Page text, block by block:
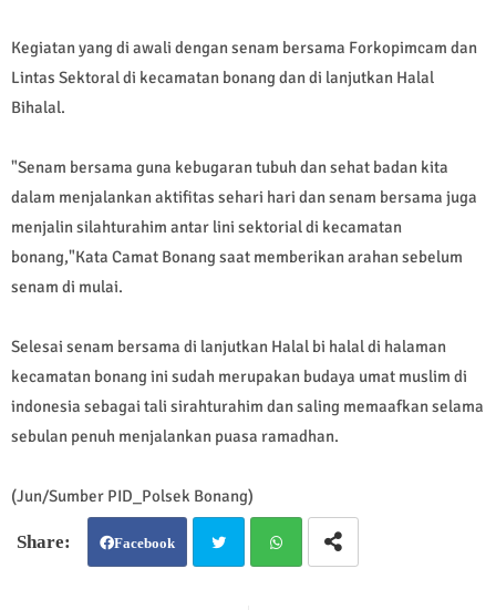
Kegiatan yang di awali dengan senam bersama Forkopimcam dan
Lintas Sektoral di kecamatan bonang dan di lanjutkan Halal
Bihalal.
"Senam bersama guna kebugaran tubuh dan sehat badan kita
dalam menjalankan aktifitas sehari hari dan senam bersama juga
menjalin silahturahim antar lini sektorial di kecamatan
bonang,"Kata Camat Bonang saat memberikan arahan sebelum
senam di mulai.
Selesai senam bersama di lanjutkan Halal bi halal di halaman
kecamatan bonang ini sudah merupakan budaya umat muslim di
indonesia sebagai tali sirahturahim dan saling memaafkan selama
sebulan penuh menjalankan puasa ramadhan.
(Jun/Sumber PID_Polsek Bonang)
Facebook